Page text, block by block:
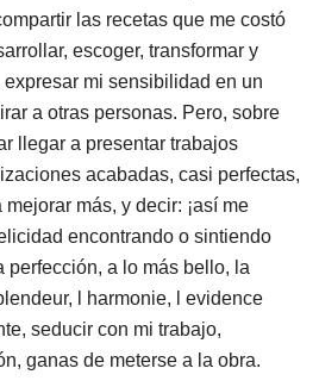
las recetas que me costó
escoger, transformar y
mi sensibilidad en un
a otras personas. Pero, sobre
llegar a presentar trabajos
acabadas, casi perfectas,
más, y decir: ¡así me
encontrando o sintiendo
perfección, a lo más bello, la
l harmonie, l evidence
seducir con mi trabajo,
ganas de meterse a la obra.